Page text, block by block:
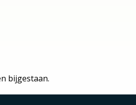
bijgestaan.